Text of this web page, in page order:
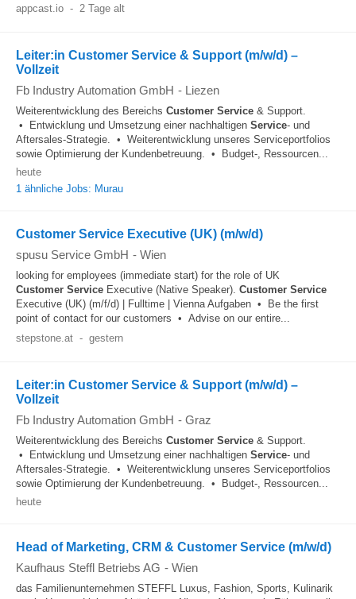
appcast.io - 2 Tage alt
Leiter:in Customer Service & Support (m/w/d) –
Vollzeit
Fb Industry Automation GmbH - Liezen
Weiterentwicklung des Bereichs Customer Service & Support.
• Entwicklung und Umsetzung einer nachhaltigen Service- und
Aftersales-Strategie. • Weiterentwicklung unseres Serviceportfolios
sowie Optimierung der Kundenbetreuung. • Budget-, Ressourcen...
heute
1 ähnliche Jobs: Murau
Customer Service Executive (UK) (m/w/d)
spusu Service GmbH - Wien
looking for employees (immediate start) for the role of UK
Customer Service Executive (Native Speaker). Customer Service
Executive (UK) (m/f/d) | Fulltime | Vienna Aufgaben • Be the first
point of contact for our customers • Advise on our entire...
stepstone.at - gestern
Leiter:in Customer Service & Support (m/w/d) –
Vollzeit
Fb Industry Automation GmbH - Graz
Weiterentwicklung des Bereichs Customer Service & Support.
• Entwicklung und Umsetzung einer nachhaltigen Service- und
Aftersales-Strategie. • Weiterentwicklung unseres Serviceportfolios
sowie Optimierung der Kundenbetreuung. • Budget-, Ressourcen...
heute
Head of Marketing, CRM & Customer Service (m/w/d)
Kaufhaus Steffl Betriebs AG - Wien
das Familienunternehmen STEFFL Luxus, Fashion, Sports, Kulinarik